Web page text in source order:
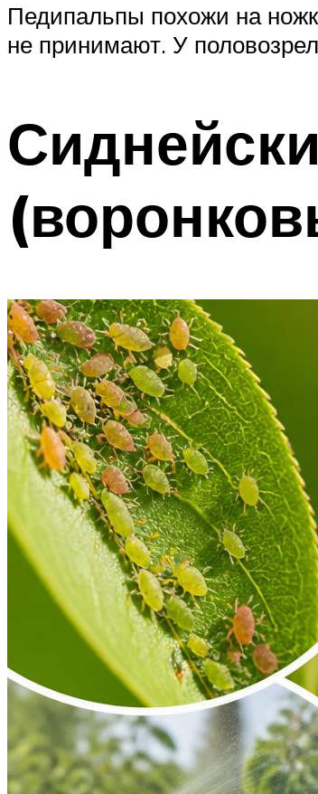
Педипальпы похожи на
не принимают. У